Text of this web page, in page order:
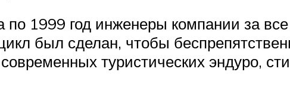
1999 год инженеры компании за
был сделан, чтобы
туристических эндуро,